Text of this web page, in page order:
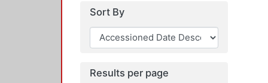
Sort By
Results per page